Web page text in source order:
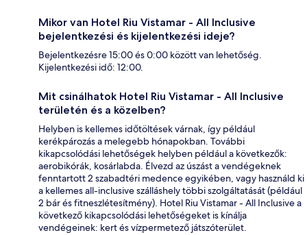
Mikor van Hotel Riu Vistamar - All Inclusive
bejelentkezési és kijelentkezési ideje?
Bejelentkezésre 15:00 és 0:00 között van lehetőség.
Kijelentkezési idő: 12:00.
Mit csinálhatok Hotel Riu Vistamar - All Inclusive
területén és a közelben?
Helyben is kellemes időtöltések várnak, így például
kerékpározás a melegebb hónapokban. További
kikapcsolódási lehetőségek helyben például a következők:
aerobikórák, kosárlabda. Élvezd az úszást a vendégeknek
fenntartott 2 szabadtéri medence egyikében, vagy használd ki
a kellemes all-inclusive szálláshely többi szolgáltatását (például
2 bár és fitneszlétesítmény). Hotel Riu Vistamar - All Inclusive a
következő kikapcsolódási lehetőségeket is kínálja
vendégeinek: kert és vízpermetező játszóterület.